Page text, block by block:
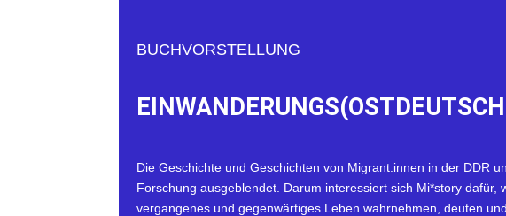
BUCHVORSTELLUNG
Die Geschichte und Geschichten von Migrant:innen in der DDR
Forschung ausgeblendet. Darum interessiert sich Mi*story
vergangenes und gegenwärtiges Leben wahrnehmen, deuten